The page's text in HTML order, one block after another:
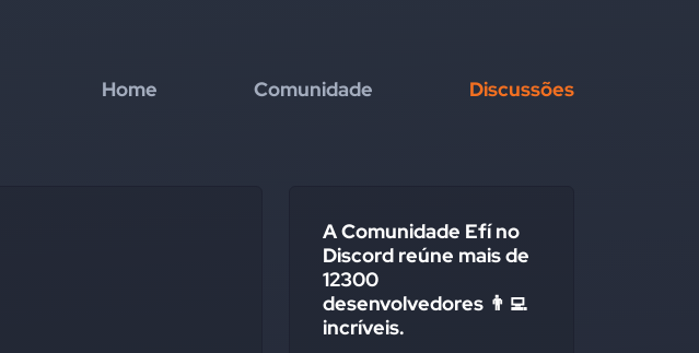
Home Comunidade Discussões
A Comunidade Efí no
Discord reúne mais de
12300
desenvolvedores 👨‍💻
incríveis.